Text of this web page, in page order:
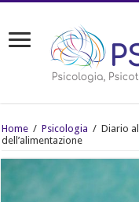
Home / Psicologia / Diario
dell’alimentazione